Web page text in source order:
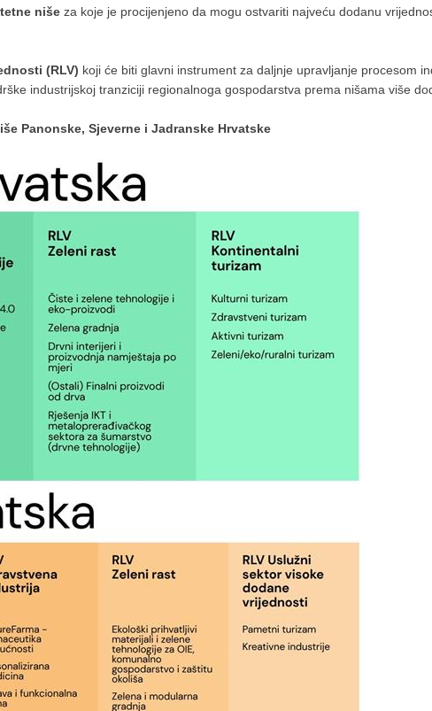
niše za koje je procijenjeno da mogu ostvariti najveću dodanu
(RLV) koji će biti glavni instrument za daljnje upravljanje procesom
industrijskoj tranziciji regionalnoga gospodarstva prema nišama više
Panonske, Sjeverne i Jadranske Hrvatske